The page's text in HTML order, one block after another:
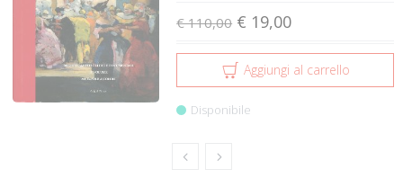
€ 110,00 € 19,00
Aggiungi al carrello
Disponibile